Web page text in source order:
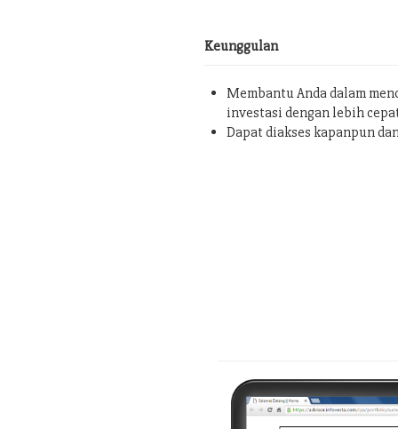
Keunggulan
Membantu Anda dalam
investasi dengan lebih
Dapat diakses kapanpun